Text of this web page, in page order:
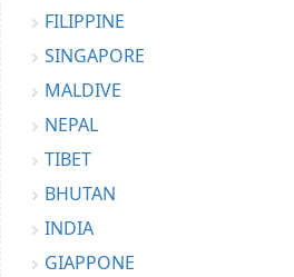
FILIPPINE
SINGAPORE
MALDIVE
NEPAL
TIBET
BHUTAN
INDIA
GIAPPONE